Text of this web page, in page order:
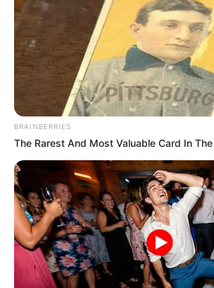
BRAINBERRIES
The Rarest And Most Valuable Card In